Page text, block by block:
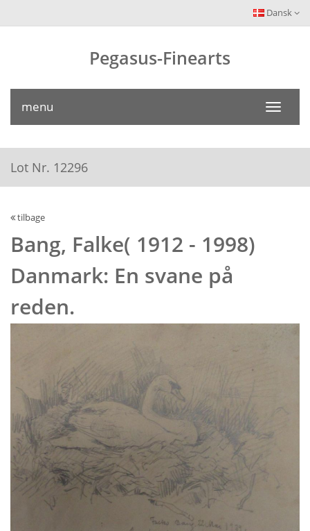
Dansk
Pegasus-Finearts
Toggle
menu
Lot Nr. 12296
tilbage
Bang, Falke( 1912 - 1998)
Danmark: En svane på
reden.